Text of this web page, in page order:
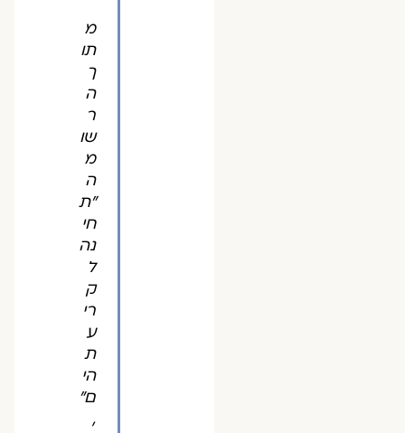
מ
תו
ך
ה
ר
שו
מ
ה
״ת
חי
נה
ל
ק
רי
ע
ת
הי
ם״